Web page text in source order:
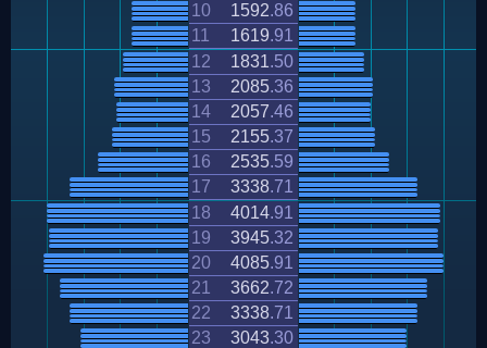
10
1592.86
11
1619.91
12
1831.50
13
2085.36
14
2057.46
15
2155.37
16
2535.59
17
3338.71
18
4014.91
19
3945.32
20
4085.91
21
3662.72
22
3338.71
23
3043.30